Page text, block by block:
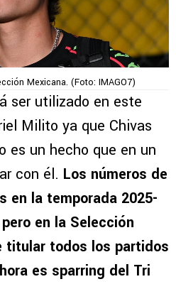
Mexicana. (Foto: IMAGO7)
ser utilizado en este
Milito ya que Chivas
es un hecho que en un
con él. Los números de
en la temporada 2025-
en la Selección
titular todos los partidos
es sparring del Tri